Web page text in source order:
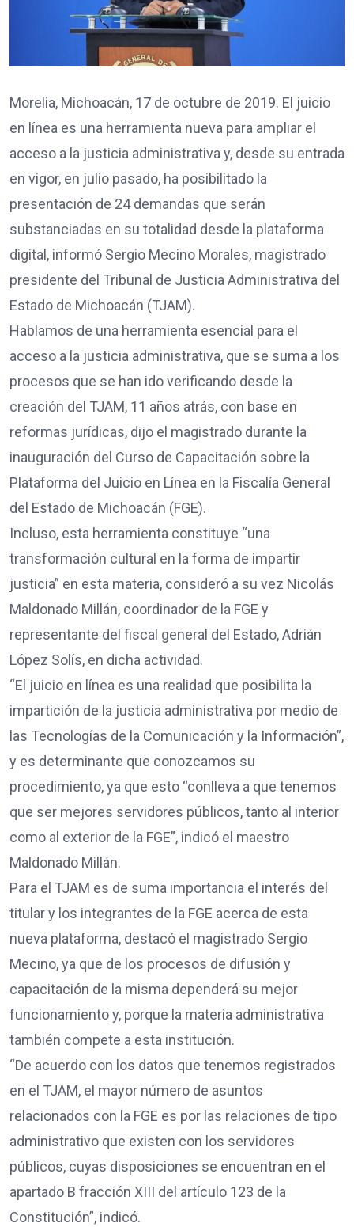
Morelia, Michoacán, 17 de octubre de 2019. El juicio
en línea es una herramienta nueva para ampliar el
acceso a la justicia administrativa y, desde su entrada
en vigor, en julio pasado, ha posibilitado la
presentación de 24 demandas que serán
substanciadas en su totalidad desde la plataforma
digital, informó Sergio Mecino Morales, magistrado
presidente del Tribunal de Justicia Administrativa del
Estado de Michoacán (TJAM).
Hablamos de una herramienta esencial para el
acceso a la justicia administrativa, que se suma a los
procesos que se han ido verificando desde la
creación del TJAM, 11 años atrás, con base en
reformas jurídicas, dijo el magistrado durante la
inauguración del Curso de Capacitación sobre la
Plataforma del Juicio en Línea en la Fiscalía General
del Estado de Michoacán (FGE).
Incluso, esta herramienta constituye “una
transformación cultural en la forma de impartir
justicia” en esta materia, consideró a su vez Nicolás
Maldonado Millán, coordinador de la FGE y
representante del fiscal general del Estado, Adrián
López Solís, en dicha actividad.
“El juicio en línea es una realidad que posibilita la
impartición de la justicia administrativa por medio de
las Tecnologías de la Comunicación y la Información”,
y es determinante que conozcamos su
procedimiento, ya que esto “conlleva a que tenemos
que ser mejores servidores públicos, tanto al interior
como al exterior de la FGE”, indicó el maestro
Maldonado Millán.
Para el TJAM es de suma importancia el interés del
titular y los integrantes de la FGE acerca de esta
nueva plataforma, destacó el magistrado Sergio
Mecino, ya que de los procesos de difusión y
capacitación de la misma dependerá su mejor
funcionamiento y, porque la materia administrativa
también compete a esta institución.
“De acuerdo con los datos que tenemos registrados
en el TJAM, el mayor número de asuntos
relacionados con la FGE es por las relaciones de tipo
administrativo que existen con los servidores
públicos, cuyas disposiciones se encuentran en el
apartado B fracción XIII del artículo 123 de la
Constitución”, indicó.